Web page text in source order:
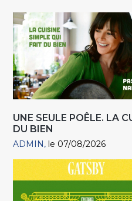
UNE SEULE POÊLE. LA
DU BIEN
ADMIN le 07/08/2026